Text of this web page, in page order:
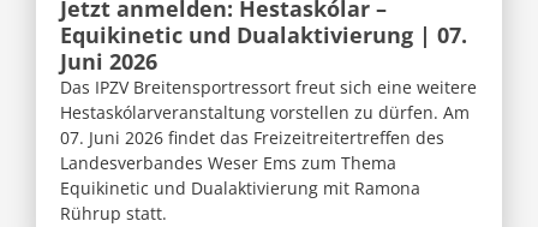
Jetzt anmelden: Hestaskólar –
Equikinetic und Dualaktivierung | 07.
Juni 2026
Das IPZV Breitensportressort freut sich eine weitere
Hestaskólarveranstaltung vorstellen zu dürfen. Am
07. Juni 2026 findet das Freizeitreitertreffen des
Landesverbandes Weser Ems zum Thema
Equikinetic und Dualaktivierung mit Ramona
Rührup statt.